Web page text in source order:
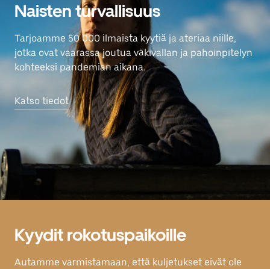
Naisten turvallisuus
Tarjoamme 50 000 ilmaista kyytiä ja ateriaa niille,
jotka ovat vaarassa joutua väkivallan ja pahoinpitelyn
kohteeksi pandemian aikana.
Katso tiedot
Kyydit rokotuspaikoille
Autamme varmistamaan, että kuljetukset eivät ole